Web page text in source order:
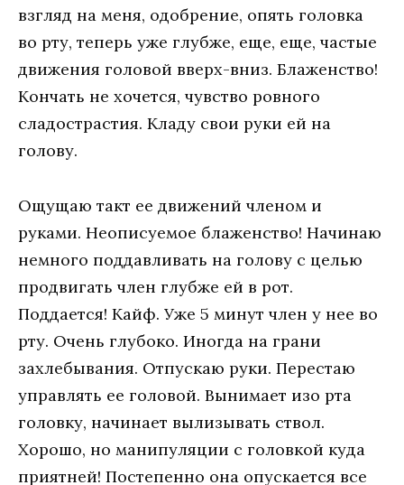
взгляд на меня, одобрение, опять головка
во рту, теперь уже глубже, еще, еще, частые
движения головой вверх-вниз. Блаженство!
Кончать не хочется, чувство ровного
сладострастия. Кладу свои руки ей на
голову.
Ощущаю такт ее движений членом и
руками. Неописуемое блаженство! Начинаю
немного поддавливать на голову с целью
продвигать член глубже ей в рот.
Поддается! Кайф. Уже 5 минут член у нее во
рту. Очень глубоко. Иногда на грани
захлебывания. Отпускаю руки. Перестаю
управлять ее головой. Вынимает изо рта
головку, начинает вылизывать ствол.
Хорошо, но манипуляции с головкой куда
приятней! Постепенно она опускается все